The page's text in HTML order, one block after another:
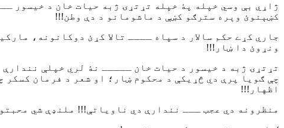
ژاړي بې وسي خپله پۀ خپله تړتړۍ ژبه حیات خان د خیسور
کښېنوئ وېره سترګو کښې د ماشومانو د دې وطن!!!
جاري کړے حکم سالار د سپاه ــــ تالا کړئ دوکانونه،
ونړوئ دا ښار!!!
تړتړۍ ژبه د خیسور د حیات خان ـــــ نۀ لري خپلې
چې ګویا پرې دي څړیکې د محکوم ښار؛ او شعر د فرمان کسکر
اظهار!!!
منظرونه دي عجب ـــ نندارې دي ناویاتې!!! ملنډې شي